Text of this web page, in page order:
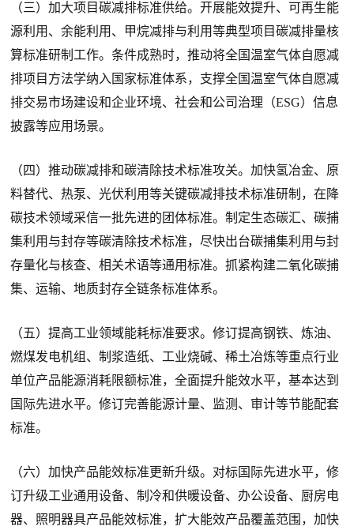
（三）加大项目碳减排标准供给。开展能效提升、可再生能
源利用、余能利用、甲烷减排与利用等典型项目碳减排量核
算标准研制工作。条件成熟时，推动将全国温室气体自愿减
排项目方法学纳入国家标准体系，支撑全国温室气体自愿减
排交易市场建设和企业环境、社会和公司治理（ESG）信息
披露等应用场景。
（四）推动碳减排和碳清除技术标准攻关。加快氢冶金、原
料替代、热泵、光伏利用等关键碳减排技术标准研制，在降
碳技术领域采信一批先进的团体标准。制定生态碳汇、碳捕
集利用与封存等碳清除技术标准，尽快出台碳捕集利用与封
存量化与核查、相关术语等通用标准。抓紧构建二氧化碳捕
集、运输、地质封存全链条标准体系。
（五）提高工业领域能耗标准要求。修订提高钢铁、炼油、
燃煤发电机组、制浆造纸、工业烧碱、稀土冶炼等重点行业
单位产品能源消耗限额标准，全面提升能效水平，基本达到
国际先进水平。修订完善能源计量、监测、审计等节能配套
标准。
（六）加快产品能效标准更新升级。对标国际先进水平，修
订升级工业通用设备、制冷和供暖设备、办公设备、厨房电
器、照明器具产品能效标准，扩大能效产品覆盖范围，加快